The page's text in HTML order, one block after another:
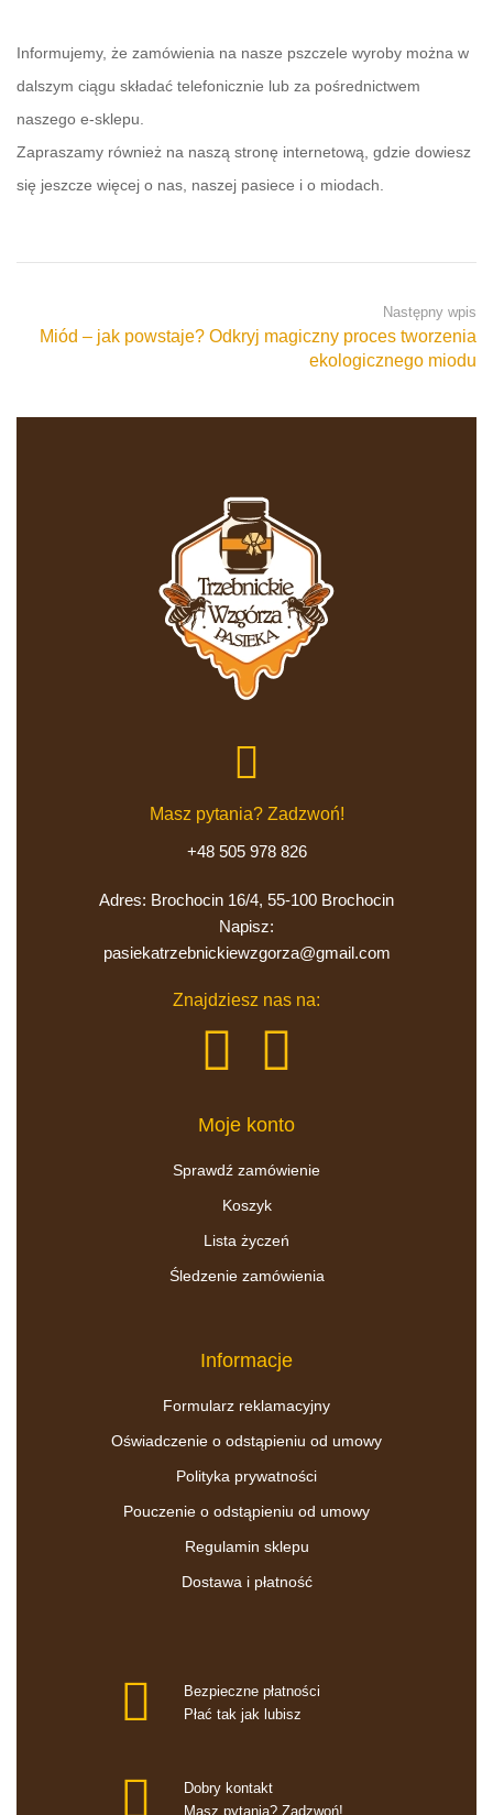
Informujemy, że zamówienia na nasze pszczele wyroby można w
dalszym ciągu składać telefonicznie lub za pośrednictwem
naszego e-sklepu.
Zapraszamy również na naszą stronę internetową, gdzie dowiesz
się jeszcze więcej o nas, naszej pasiece i o miodach.
Następny wpis
Miód – jak powstaje? Odkryj magiczny proces tworzenia
ekologicznego miodu
Masz pytania? Zadzwoń!
+48 505 978 826
Adres: Brochocin 16/4, 55-100 Brochocin
pasiekatrzebnickiewzgorza@gmail.com
Znajdziesz nas na:
Moje konto
Sprawdź zamówienie
Koszyk
Lista życzeń
Śledzenie zamówienia
Informacje
Formularz reklamacyjny
Oświadczenie o odstąpieniu od umowy
Polityka prywatności
Pouczenie o odstąpieniu od umowy
Regulamin sklepu
Dostawa i płatność
Bezpieczne płatności
Płać tak jak lubisz
Dobry kontakt
Masz pytania? Zadzwoń!